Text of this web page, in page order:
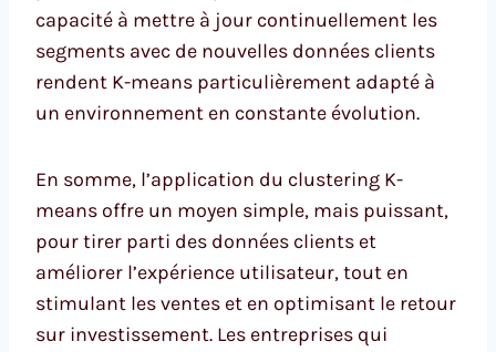
capacité à mettre à jour continuellement les
segments avec de nouvelles données clients
rendent K-means particulièrement adapté à
un environnement en constante évolution.
En somme, l’application du clustering K-
means offre un moyen simple, mais puissant,
pour tirer parti des données clients et
améliorer l’expérience utilisateur, tout en
stimulant les ventes et en optimisant le retour
sur investissement. Les entreprises qui